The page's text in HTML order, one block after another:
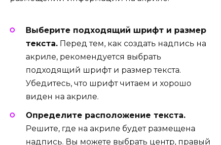
Выберите подходящий шрифт и размер
текста. Перед тем, как создать надпись на
акриле, рекомендуется выбрать
подходящий шрифт и размер текста.
Убедитесь, что шрифт читаем и хорошо
виден на акриле.
Определите расположение текста.
Решите, где на акриле будет размещена
надпись. Вы можете выбрать центр, правый